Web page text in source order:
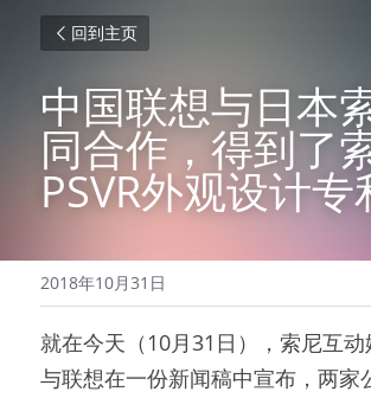
回到主页
中国联想与日本
同合作，得到了
PSVR外观设计
2018年10月31日
就在今天（10月31日），索尼互动
与联想在一份新闻稿中宣布，两家